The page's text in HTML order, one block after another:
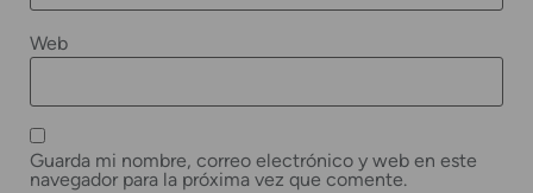
Web
Guarda mi nombre, correo electrónico y web en este
navegador para la próxima vez que comente.